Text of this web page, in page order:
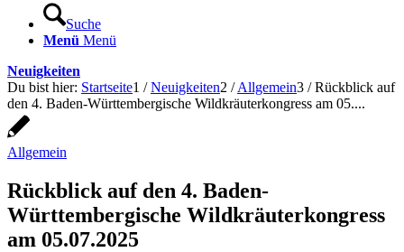
Suche
Menü Menü
Neuigkeiten
Du bist hier: Startseite1 / Neuigkeiten2 / Allgemein3 / Rückblick auf
den 4. Baden-Württembergische Wildkräuterkongress am 05....
Allgemein
Rückblick auf den 4. Baden-
Württembergische Wildkräuterkongress
am 05.07.2025